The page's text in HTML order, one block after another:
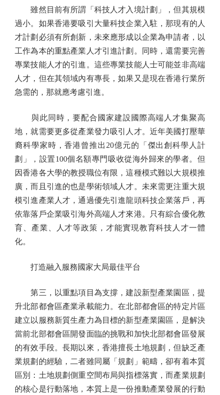
雖然目前有所謂「科技人才入境計劃」，但其規模
過小。如果香港要吸引大量科技企業入駐，那現有的人
才計劃必須有所創新，未來應形成以企業為申請者，以
工作為本的重點產業人才引進計劃。同時，還需要完善
專業技能人才的引進。這些專業技能人士可能並非高端
人才，但在其領域內有專長，如果又是現在香港行業所
急需的，那就應考慮引進。
與此同時，要配合國家建設國際高端人才集聚高
地，就需要更多從產業發力吸引人才。近年美國打壓華
裔科學家時，香港曾推出20億元的「傑出創科學人計
劃」，設置100個名額專門吸收從海外歸來的學者。但
因香港各大學的教授職位有限，這種模式難以大規模推
廣，而且引進的也是學術領域人才。未來需更注重大規
模引進產業人才，通過優先引進龍頭科技企業落戶，再
依靠落戶企業吸引海外高端人才來港。只有綜合優化教
育、產業、人才等政策，才能實現教育科技人才一體
化。
打造融入服務國家大局最佳平台
第三，以重點項目為支撐，建設新型產業園區，提
升北部都會區產業承載能力。在北部都會區的特定片區
建立以服務新質生產力為目標的新型產業園區，是解決
當前北部都會區開發面臨的挑戰和加快北部都會區發展
的有效手段。長期以來，香港擅長土地規劃，但缺乏產
業規劃的經驗，二者雖同屬「規劃」範疇，卻有着本質
區別：土地規劃側重空間布局與指標落實，而產業規劃
的核心是行動落地，本質上是一份推動產業發展的行動